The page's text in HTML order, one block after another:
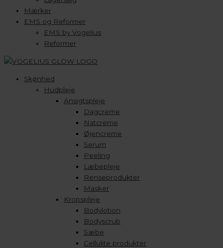
Mærker
EMS og Reformer
EMS by Vogelius
Reformer
Skønhed
Hudpleje
Ansigtspleje
Dagcreme
Natcreme
Øjencreme
Serum
Peeling
Læbepleje
Renseprodukter
Masker
Kropspleje
Bodylotion
Bodyscrub
Sæbe
Cellulite produkter